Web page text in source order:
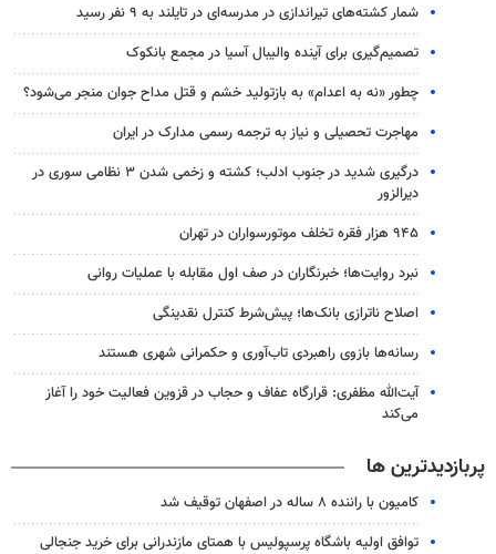
شمار کشته‌های تیراندازی در مدرسه‌ای در تایلند به ۹ نفر رسید
تصمیم‌گیری برای آینده والیبال آسیا در مجمع بانکوک
چطور «نه به اعدام» به بازتولید خشم و قتل مداح جوان منجر می‌شود؟
مهاجرت تحصیلی و نیاز به ترجمه رسمی مدارک در ایران
درگیری شدید در جنوب ادلب؛ کشته و زخمی شدن ۳ نظامی سوری در
دیرالزور
۹۴۵ هزار فقره تخلف موتورسواران در تهران
نبرد روایت‌ها؛ خبرنگاران در صف اول مقابله با عملیات روانی
اصلاح ناترازی بانک‌ها؛ پیش‌شرط کنترل نقدینگی
رسانه‌ها بازوی راهبردی تاب‌آوری و حکمرانی شهری هستند
آیت‌الله مظفری: قرارگاه عفاف و حجاب در قزوین فعالیت خود را آغاز
می‌کند
پربازدیدترین ها
کامیون با راننده ۸ ساله در اصفهان توقیف شد
توافق اولیه باشگاه پرسپولیس با همتای مازندرانی برای خرید جنجالی